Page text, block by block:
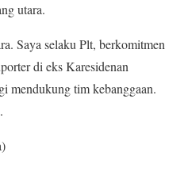
utara.
Saya selaku Plt, berkomitmen
di eks Karesidenan
mendukung tim kebanggaan.